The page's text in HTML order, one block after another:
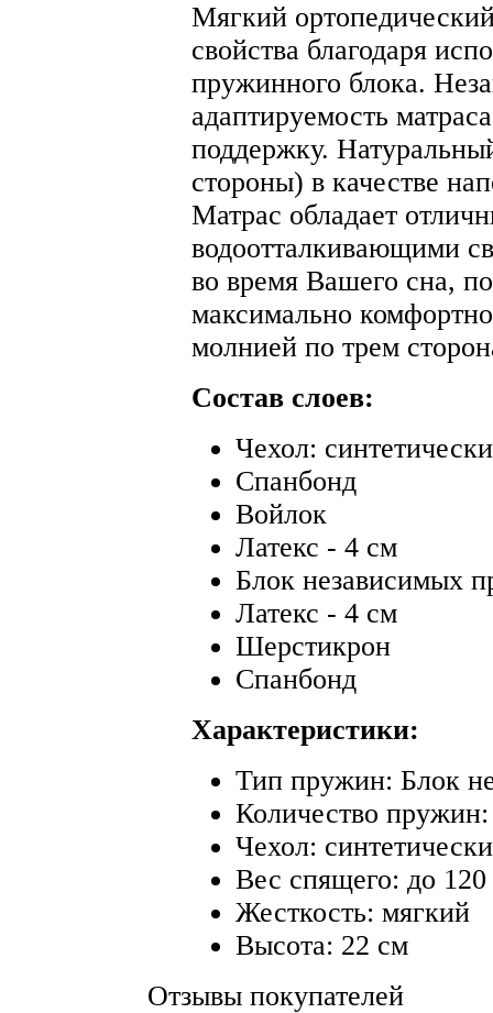
Мягкий
свойства благодаря
пружинного блока.
адаптируемость
поддержку.
стороны) в качестве
Матрас обладает
водоотталкивающими
во время Вашего сна,
максимально
молнией по трем
Состав слоев:
Чехол:
Спанбонд
Войлок
Латекс - 4 см
Блок независимых
Латекс - 4 см
Шерстикрон
Спанбонд
Характеристики:
Тип пружин: Блок
Количество
Чехол:
Вес спящего: до 120
Жесткость: мягкий
Высота: 22 см
Отзывы покупателей